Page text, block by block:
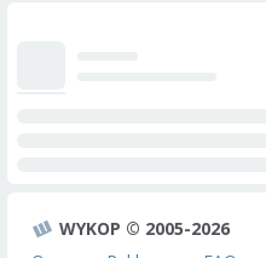
WYKOP © 2005-2026